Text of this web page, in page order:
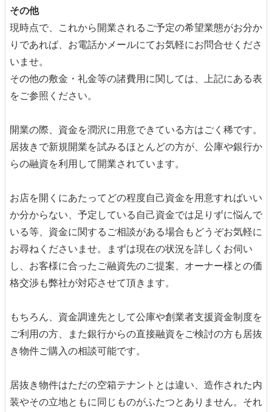
その他
現時点で、これから開業されるご予定の希望業態がお分か
りであれば、お電話かメールにてお気軽にお問合せくださ
いませ。
その他の敷金・礼金等の諸費用に関しては、上記にある表
をご参照ください。
開業の際、資金を潤沢に用意できている方はごく稀です。
居抜きで新規開業を試みるほとんどの方が、公庫や銀行か
らの融資を利用して開業されています。
お店を開くにあたってどの程度自己資金を用意すればいい
か分からない、予定している自己資金では足りずに悩んで
いる等、資金に関するご相談がある場合もどうぞお気軽に
お尋ねくださいませ。まずは現在の状況を詳しくお伺い
し、お客様に合ったご融資先のご提案、オーナー様との価
格交渉も弊社が対応させて頂きます。
もちろん、資金調達先として公庫や創業者支援資金制度を
ご利用の方、また銀行からの直接融資をご検討の方も居抜
き物件ご購入の相談可能です。
居抜き物件はただの空箱テナントとは違い、造作された内
装やその立地ともに同じものがふたつとありません。それ